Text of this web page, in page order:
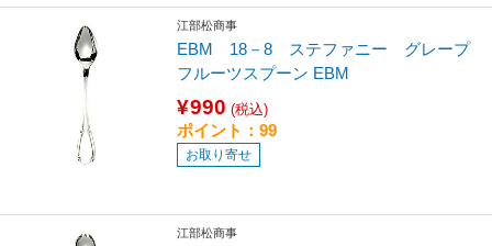
江部松商事
EBM 18－8 ステファニー グレープ
フルーツスプーン EBM
¥990 (税込)
ポイント：99
お取り寄せ
江部松商事